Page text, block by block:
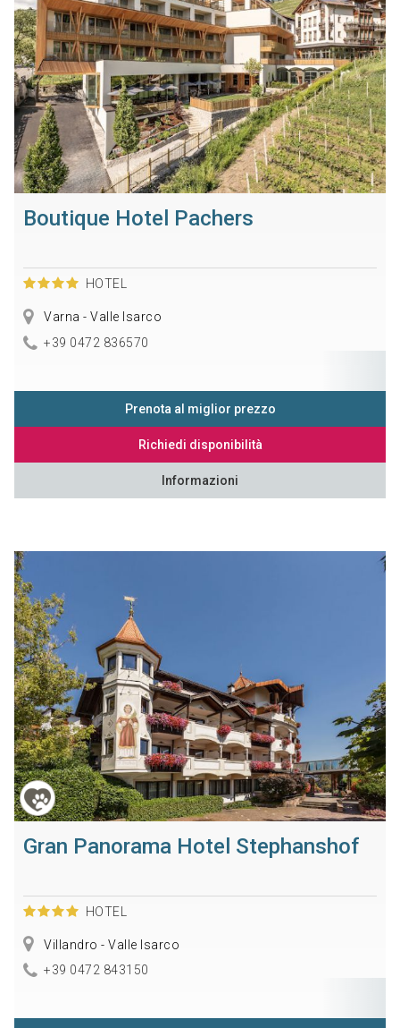
Boutique Hotel Pachers
HOTEL
Varna - Valle Isarco
+39 0472 836570
Prenota al miglior prezzo
Richiedi disponibilità
Informazioni
Gran Panorama Hotel Stephanshof
HOTEL
Villandro - Valle Isarco
+39 0472 843150